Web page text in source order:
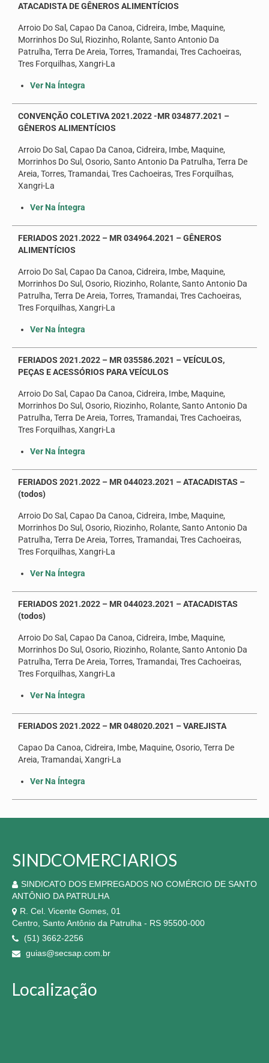
ATACADISTA DE GÊNEROS ALIMENTÍCIOS
Arroio Do Sal, Capao Da Canoa, Cidreira, Imbe, Maquine,
Morrinhos Do Sul, Riozinho, Rolante, Santo Antonio Da
Patrulha, Terra De Areia, Torres, Tramandai, Tres Cachoeiras,
Tres Forquilhas, Xangri-La
Ver Na Íntegra
CONVENÇÃO COLETIVA 2021.2022 -MR 034877.2021 –
GÊNEROS ALIMENTÍCIOS
Arroio Do Sal, Capao Da Canoa, Cidreira, Imbe, Maquine,
Morrinhos Do Sul, Osorio, Santo Antonio Da Patrulha, Terra De
Areia, Torres, Tramandai, Tres Cachoeiras, Tres Forquilhas,
Xangri-La
Ver Na Íntegra
FERIADOS 2021.2022 – MR 034964.2021 – GÊNEROS
ALIMENTÍCIOS
Arroio Do Sal, Capao Da Canoa, Cidreira, Imbe, Maquine,
Morrinhos Do Sul, Osorio, Riozinho, Rolante, Santo Antonio Da
Patrulha, Terra De Areia, Torres, Tramandai, Tres Cachoeiras,
Tres Forquilhas, Xangri-La
Ver Na Íntegra
FERIADOS 2021.2022 – MR 035586.2021 – VEÍCULOS,
PEÇAS E ACESSÓRIOS PARA VEÍCULOS
Arroio Do Sal, Capao Da Canoa, Cidreira, Imbe, Maquine,
Morrinhos Do Sul, Osorio, Riozinho, Rolante, Santo Antonio Da
Patrulha, Terra De Areia, Torres, Tramandai, Tres Cachoeiras,
Tres Forquilhas, Xangri-La
Ver Na Íntegra
FERIADOS 2021.2022 – MR 044023.2021 – ATACADISTAS –
(todos)
Arroio Do Sal, Capao Da Canoa, Cidreira, Imbe, Maquine,
Morrinhos Do Sul, Osorio, Riozinho, Rolante, Santo Antonio Da
Patrulha, Terra De Areia, Torres, Tramandai, Tres Cachoeiras,
Tres Forquilhas, Xangri-La
Ver Na Íntegra
FERIADOS 2021.2022 – MR 044023.2021 – ATACADISTAS
(todos)
Arroio Do Sal, Capao Da Canoa, Cidreira, Imbe, Maquine,
Morrinhos Do Sul, Osorio, Riozinho, Rolante, Santo Antonio Da
Patrulha, Terra De Areia, Torres, Tramandai, Tres Cachoeiras,
Tres Forquilhas, Xangri-La
Ver Na Íntegra
FERIADOS 2021.2022 – MR 048020.2021 – VAREJISTA
Capao Da Canoa, Cidreira, Imbe, Maquine, Osorio, Terra De
Areia, Tramandai, Xangri-La
Ver Na Íntegra
SINDCOMERCIARIOS
SINDICATO DOS EMPREGADOS NO COMÉRCIO DE SANTO
ANTÔNIO DA PATRULHA
R. Cel. Vicente Gomes, 01
Centro, Santo Antônio da Patrulha - RS 95500-000
(51) 3662-2256
guias@secsap.com.br
Localização